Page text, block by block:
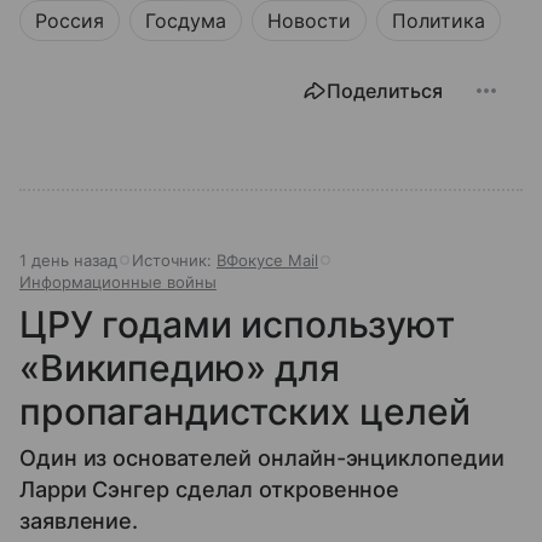
Россия Госдума Новости Политика
Поделиться
1 день назад Источник: ВФокусе Mail
Информационные войны
ЦРУ годами используют
«Википедию» для
пропагандистских целей
Один из основателей онлайн-энциклопедии
Ларри Сэнгер сделал откровенное
заявление.